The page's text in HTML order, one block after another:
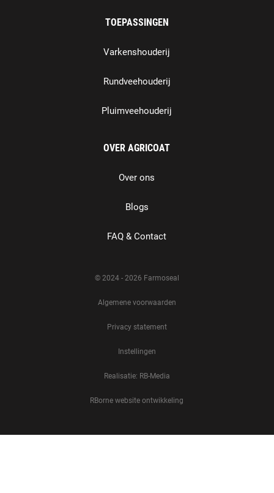
TOEPASSINGEN
Varkenshouderij
Rundveehouderij
Pluimveehouderij
OVER AGRICOAT
Over ons
Blogs
FAQ & Contact
© 2024 - 2026 Farmoseal
Algemene voorwaarden
Privacy statement
Instellingen
Realisatie: RB-Media
RBorne website ontwikkeling